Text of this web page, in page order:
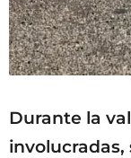
Durante la